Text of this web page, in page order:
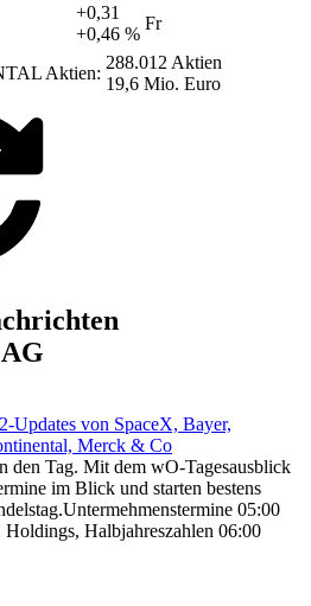
+0,31
+0,46 %
Fr
Aktien:
288.012 Aktien
19,6 Mio. Euro
Updates von SpaceX, Bayer,
Merck & Co
Tag. Mit dem wO-Tagesausblick
im Blick und starten bestens
05:00
Halbjahreszahlen 06:00